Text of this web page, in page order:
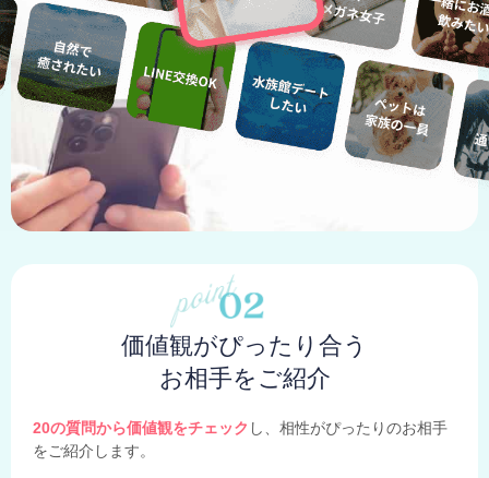
価値観がぴったり合う
お相手をご紹介
20の質問から価値観をチェック し、相性がぴったりのお相手
をご紹介します。